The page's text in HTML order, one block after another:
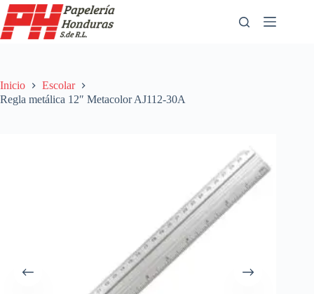
Saltar
al
contenido
Inicio
Escolar
Regla metálica 12″ Metacolor AJ112-30A